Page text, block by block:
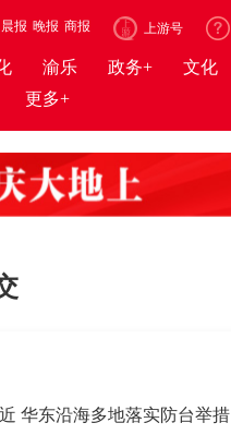
晨报 晚报 商报 上游号
渝乐 政务+
文化
更多+
华东沿海多地落实防台举措